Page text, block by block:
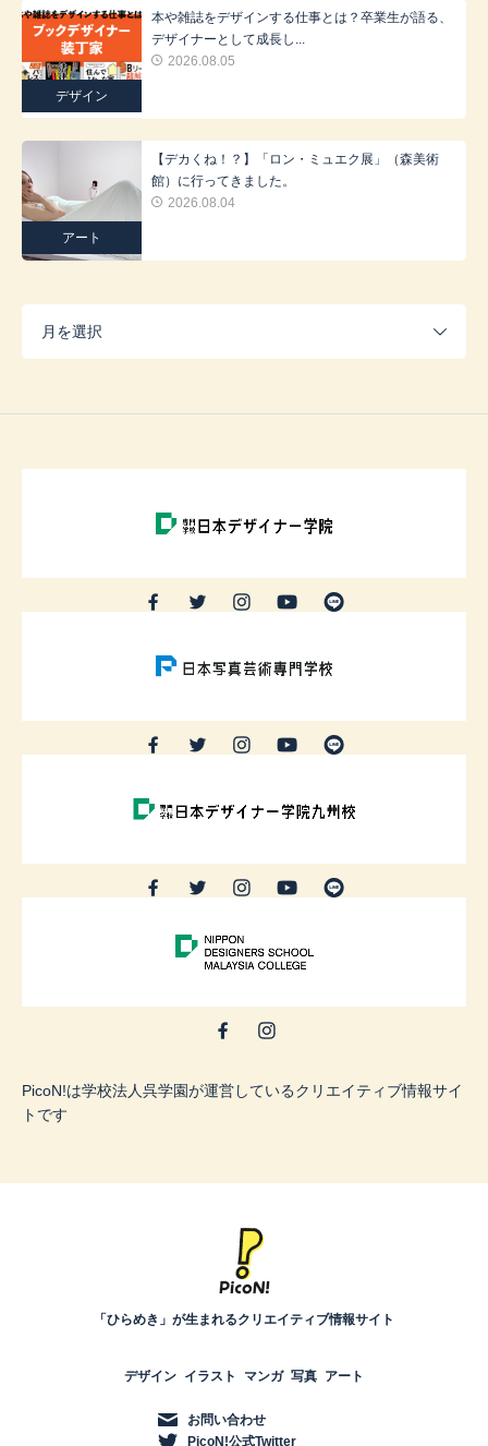
デザイン
本や雑誌をデザインする仕事とは？卒業生が語る、
デザイナーとして成長し...
2026.08.05
アート
【デカくね！？】「ロン・ミュエク展」（森美術
館）に行ってきました。
2026.08.04
月を選択
PicoN!は学校法人呉学園が運営しているクリエイティブ情報サイ
トです
デザイン イラスト マンガ 写真 アート
お問い合わせ
PicoN!公式Twitter
「ひらめき」が生まれるクリエイティブ情報サイト